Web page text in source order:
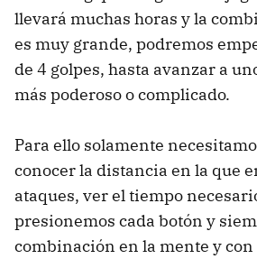
llevará muchas horas y la
es muy grande, podremos
de 4 golpes, hasta avanzar a
más poderoso o complicado.
Para ello solamente
conocer la distancia en la que
ataques, ver el tiempo
presionemos cada botón y
combinación en la mente y